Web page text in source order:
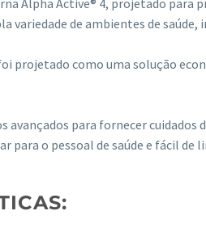
Alpha Active® 4, projetado para
variedade de ambientes de
projetado como uma solução
avançados para fornecer cuidados
para o pessoal de saúde e fácil de